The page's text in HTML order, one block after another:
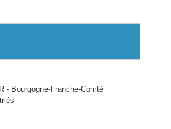
- Bourgogne-Franche-Comté